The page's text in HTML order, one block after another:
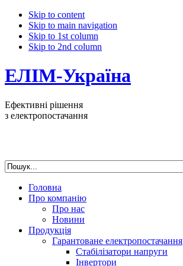
Skip to content
Skip to main navigation
Skip to 1st column
Skip to 2nd column
ЕЛІМ-Україна
Ефективні рішення
з електропостачання
Головна
Про компанію
Про нас
Новини
Продукція
Гарантоване електропостачання
Стабілізатори напруги
Інвертори